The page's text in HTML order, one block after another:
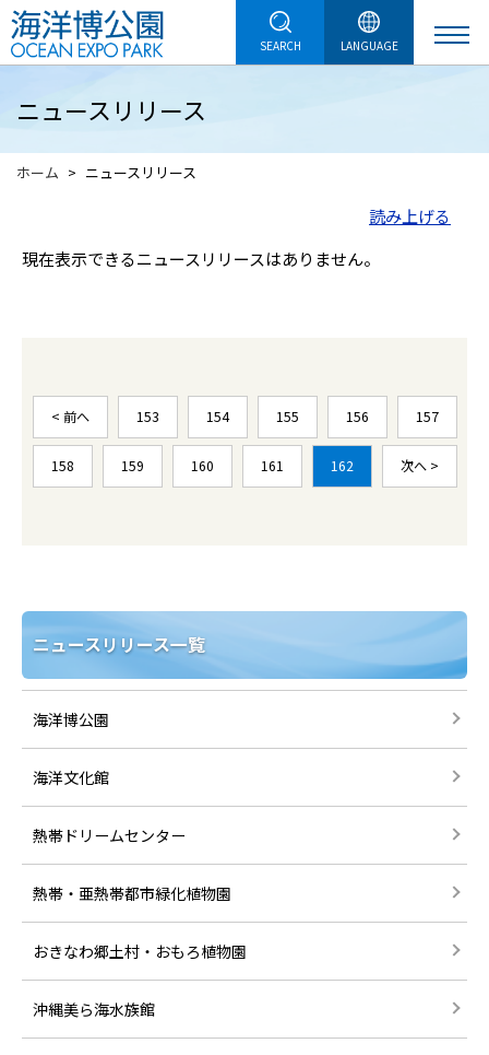
SEARCH LANGUAGE
ニュースリリース
ホーム ニュースリリース
読み上げる
現在表示できるニュースリリースはありません。
< 前へ 153 154 155 156 157
158 159 160 161 162 次へ >
ニュースリリース一覧
海洋博公園
海洋文化館
熱帯ドリームセンター
熱帯・亜熱帯都市緑化植物園
おきなわ郷土村・おもろ植物園
沖縄美ら海水族館